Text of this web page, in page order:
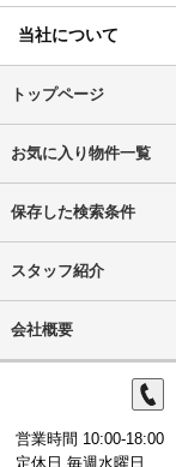
当社について
トップページ
お気に入り物件一覧
保存した検索条件
スタッフ紹介
会社概要
営業時間 10:00-18:00
定休日 毎週水曜日